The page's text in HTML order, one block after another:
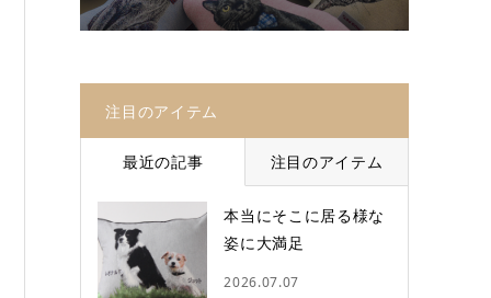
注目のアイテム
最近の記事 注目のアイテム
本当にそこに居る様な
姿に大満足
2026.07.07